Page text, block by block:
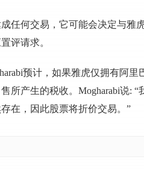
任何交易，它可能会决定与雅
评请求。
预计，如果雅虎仅拥有阿
所产生的税收。Mogharabi说:
在，因此股票将折价交易。”